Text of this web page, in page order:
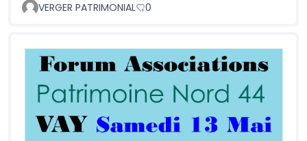
VERGER PATRIMONIAL
0